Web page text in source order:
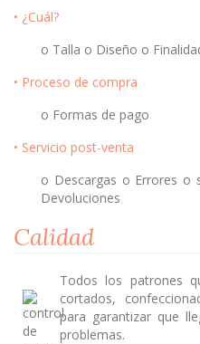
• ¿Cuál?
o Talla o Diseño o
• Proceso de compra
o Formas de pago
• Servicio post-venta
o Descargas o Errores o
Devoluciones
Calidad
Todos los patrones
cortados,
para garantizar que
problemas.